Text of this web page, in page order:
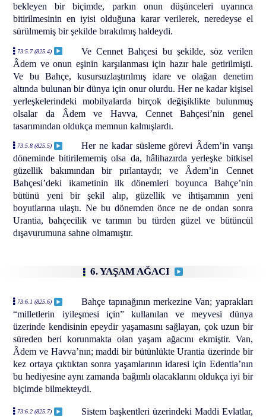
bekleyen bir biçimde, parkın onun düşünceleri uyarınca
bitirilmesinin en iyisi olduğuna karar verilerek, neredeyse el
sürülmemiş bir şekilde bırakılmış haldeydi.
73:5.7 (825.4)
Ve Cennet Bahçesi bu şekilde, söz verilen
Âdem ve onun eşinin karşılanması için hazır hale getirilmişti.
Ve bu Bahçe, kusursuzlaştırılmış idare ve olağan denetim
altında bulunan bir dünya için onur olurdu. Her ne kadar kişisel
yerleşkelerindeki mobilyalarda birçok değişiklikte bulunmuş
olsalar da Âdem ve Havva, Cennet Bahçesi’nin genel
tasarımından oldukça memnun kalmışlardı.
73:5.8 (825.5)
Her ne kadar süsleme görevi Âdem’in varışı
döneminde bitirilememiş olsa da, hâlihazırda yerleşke bitkisel
güzellik bakımından bir pırlantaydı; ve Âdem’in Cennet
Bahçesi’deki ikametinin ilk dönemleri boyunca Bahçe’nin
bütünü yeni bir şekil alıp, güzellik ve ihtişamının yeni
boyutlarına ulaştı. Ne bu dönemden önce ne de ondan sonra
Urantia, bahçecilik ve tarımın bu türden güzel ve bütüncül
dışavurumuna sahne olmamıştır.
6. YAŞAM AĞACI
73:6.1 (825.6)
Bahçe tapınağının merkezine Van; yaprakları
“milletlerin iyileşmesi için” kullanılan ve meyvesi dünya
üzerinde kendisinin epeydir yaşamasını sağlayan, çok uzun bir
süreden beri korunmakta olan yaşam ağacını ekmiştir. Van,
Âdem ve Havva’nın; maddi bir bütünlükte Urantia üzerinde bir
kez ortaya çıktıktan sonra yaşamlarının idaresi için Edentia’nın
bu hediyesine aynı zamanda bağımlı olacaklarını oldukça iyi bir
biçimde bilmekteydi.
73:6.2 (825.7)
Sistem başkentleri üzerindeki Maddi Evlatlar,